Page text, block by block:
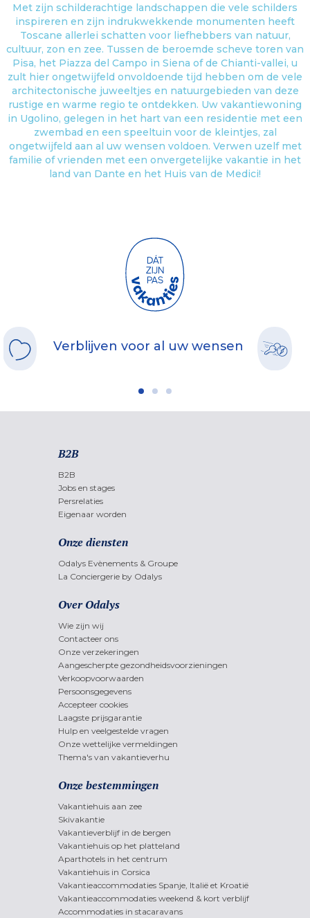
Met zijn schilderachtige landschappen die vele schilders
inspireren en zijn indrukwekkende monumenten heeft
Toscane allerlei schatten voor liefhebbers van natuur,
cultuur, zon en zee. Tussen de beroemde scheve toren van
Pisa, het Piazza del Campo in Siena of de Chianti-vallei, u
zult hier ongetwijfeld onvoldoende tijd hebben om de vele
architectonische juweeltjes en natuurgebieden van deze
rustige en warme regio te ontdekken. Uw vakantiewoning
in Ugolino, gelegen in het hart van een residentie met een
zwembad en een speeltuin voor de kleintjes, zal
ongetwijfeld aan al uw wensen voldoen. Verwen uzelf met
familie of vrienden met een onvergetelijke vakantie in het
land van Dante en het Huis van de Medici!
Verblijven voor al uw wensen
B2B
B2B
Jobs en stages
Persrelaties
Eigenaar worden
Onze diensten
Odalys Evènements & Groupe
La Conciergerie by Odalys
Over Odalys
Wie zijn wij
Contacteer ons
Onze verzekeringen
Aangescherpte gezondheidsvoorzieningen
Verkoopvoorwaarden
Persoonsgegevens
Accepteer cookies
Laagste prijsgarantie
Hulp en veelgestelde vragen
Onze wettelijke vermeldingen
Thema's van vakantieverhu
Onze bestemmingen
Vakantiehuis aan zee
Skivakantie
Vakantieverblijf in de bergen
Vakantiehuis op het platteland
Aparthotels in het centrum
Vakantiehuis in Corsica
Vakantieaccommodaties Spanje, Italië et Kroatië
Vakantieaccommodaties weekend & kort verblijf
Accommodaties in stacaravans